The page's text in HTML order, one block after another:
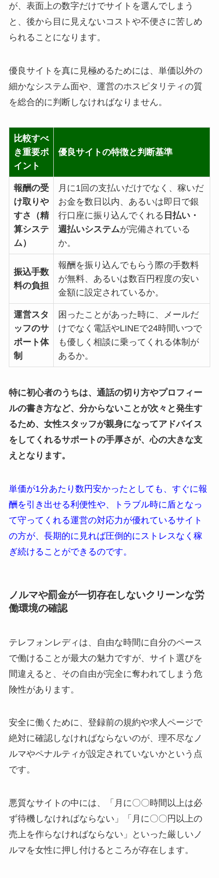
が、表面上の数字だけでサイトを選んでしまう
と、後から目に見えないコストや不便さに苦しめ
られることになります。
優良サイトを真に見極めるためには、単価以外の
細かなシステム面や、運営のホスピタリティの質
を総合的に判断しなければなりません。
比較すべ
き重要ポ
イント
優良サイトの特徴と判断基準
報酬の受
け取りや
すさ（精
算システ
ム）
月に1回の支払いだけでなく、稼いだ
お金を数日以内、あるいは即日で銀
行口座に振り込んでくれる 日払い・
週払いシステムが完備されている
か。
振込手数
料の負担
報酬を振り込んでもらう際の手数料
が無料、あるいは数百円程度の安い
金額に設定されているか。
運営スタ
ッフのサ
ポート体
制
困ったことがあった時に、メールだ
けでなく電話やLINEで24時間いつで
も優しく相談に乗ってくれる体制が
あるか。
特に初心者のうちは、通話の切り方やプロフィー
ルの書き方など、分からないことが次々と発生す
るため、女性スタッフが親身になってアドバイス
をしてくれるサポートの手厚さが、心の大きな支
えとなります。
単価が1分あたり数円安かったとしても、すぐに報
酬を引き出せる利便性や、トラブル時に盾となっ
て守ってくれる運営の対応力が優れているサイト
の方が、長期的に見れば圧倒的にストレスなく稼
ぎ続けることができるのです。
ノルマや罰金が一切存在しないクリーンな労
働環境の確認
テレフォンレディは、自由な時間に自分のペース
で働けることが最大の魅力ですが、サイト選びを
間違えると、その自由が完全に奪われてしまう危
険性があります。
安全に働くために、登録前の規約や求人ページで
絶対に確認しなければならないのが、理不尽なノ
ルマやペナルティが設定されていないかという点
です。
悪質なサイトの中には、「月に〇〇時間以上は必
ず待機しなければならない」「月に〇〇円以上の
売上を作らなければならない」といった厳しいノ
ルマを女性に押し付けるところが存在します。